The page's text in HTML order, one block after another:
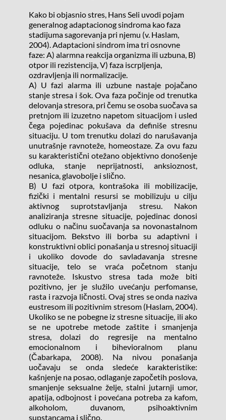
Kako bi objasnio stres, Hans Seli uvodi pojam
generalnog adaptacionog sindroma kao faza
stadijuma sagorevanja pri njemu (v. Haslam,
2004). Adaptacioni sindrom ima tri osnovne
faze: A) alarmna reakcija organizma ili uzbuna, B)
otpor ili rezistencija, V) faza iscrpljenja,
ozdravljenja ili normalizacije.
A) U fazi alarma ili uzbune nastaje pojačano
stanje stresa i šok. Ova faza počinje od trenutka
delovanja stresora, pri čemu se osoba suočava sa
pretnjom ili izuzetno napetom situacijom i usled
čega pojedinac pokušava da definiše stresnu
situaciju. U tom trenutku dolazi do narušavanja
unutrašnje ravnoteže, homeostaze. Za ovu fazu
su karakteristični otežano objektivno donošenje
odluka, stanje neprijatnosti, anksioznost,
nesanica, glavobolje i slično.
B) U fazi otpora, kontrašoka ili mobilizacije,
fizički i mentalni resursi se mobilizuju u cilju
aktivnog suprotstavljanja stresu. Nakon
analiziranja stresne situacije, pojedinac donosi
odluku o načinu suočavanja sa novonastalnom
situacijom. Bekstvo ili borba su adaptivni i
konstruktivni oblici ponašanja u stresnoj situaciji
i ukoliko dovode do savladavanja stresne
situacije, telo se vraća početnom stanju
ravnoteže. Iskustvo stresa tada može biti
pozitivno, jer je služilo uvećanju perfomanse,
rasta i razvoja ličnosti. Ovaj stres se onda naziva
eustresom ili pozitivnim stresom (Haslam, 2004).
Ukoliko se ne pobegne iz stresne situacije, ili ako
se ne upotrebe metode zaštite i smanjenja
stresa, dolazi do regresije na mentalno
emocionalnom i bihevioralnom planu
(Čabarkapa, 2008). Na nivou ponašanja
uočavaju se onda sledeće karakteristike:
kašnjenje na posao, odlaganje započetih poslova,
smanjenje seksualne želje, stalni jutarnji umor,
apatija, odbojnost i povećana potreba za kafom,
alkoholom, duvanom, psihoaktivnim
supstancama i slično.